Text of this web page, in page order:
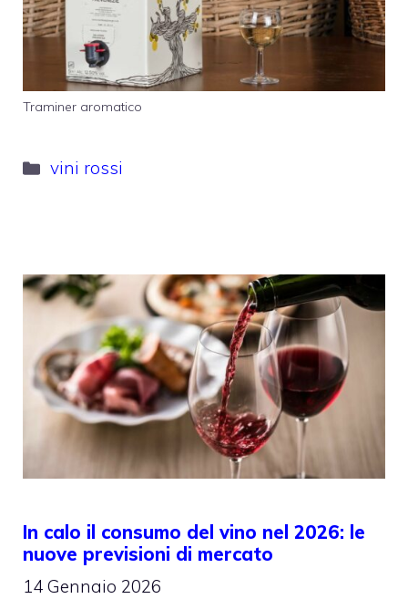
Traminer aromatico
Categorie
vini rossi
In calo il consumo del vino nel 2026: le
nuove previsioni di mercato
14 Gennaio 2026